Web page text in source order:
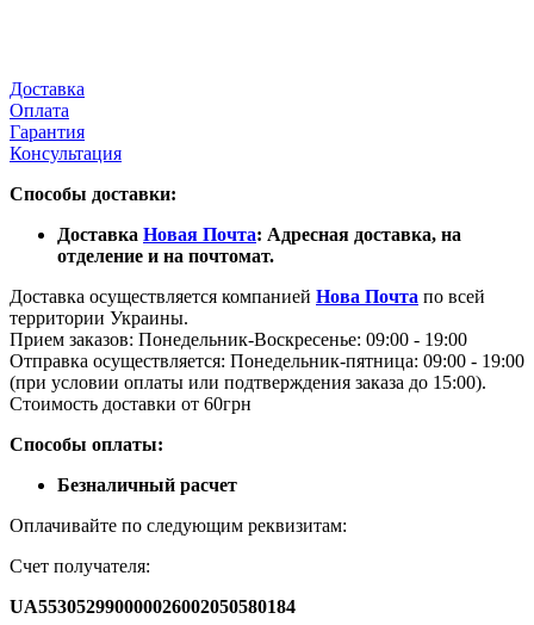
Доставка
Оплата
Гарантия
Консультация
Способы доставки:
Доставка Новая Почта: Адресная доставка, на
отделение и на почтомат.
Доставка осуществляется компанией Нова Почта по всей
территории Украины.
Прием заказов: Понедельник-Воскресенье: 09:00 - 19:00
Отправка осуществляется: Понедельник-пятница: 09:00 - 19:00
(при условии оплаты или подтверждения заказа до 15:00).
Стоимость доставки от 60грн
Способы оплаты:
Безналичный расчет
Оплачивайте по следующим реквизитам:
Счет получателя:
UA553052990000026002050580184